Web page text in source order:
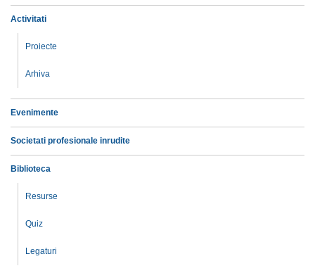
Activitati
Proiecte
Arhiva
Evenimente
Societati profesionale inrudite
Biblioteca
Resurse
Quiz
Legaturi